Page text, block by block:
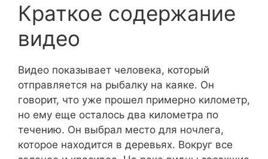
Краткое содержание
видео
Видео показывает человека, который
отправляется на рыбалку на каяке. Он
говорит, что уже прошел примерно километр,
но ему еще осталось два километра по
течению. Он выбрал место для ночлега,
которое находится в деревьях. Вокруг все